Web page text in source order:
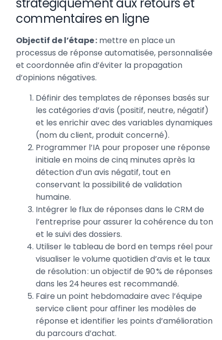
commentaires en ligne
Objectif de l’étape : mettre en place un
processus de réponse automatisée, personnalisée
et coordonnée afin d’éviter la propagation
d’opinions négatives.
Définir des templates de réponses basés sur
les catégories d’avis (positif, neutre, négatif)
et les enrichir avec des variables dynamiques
(nom du client, produit concerné).
Programmer l’IA pour proposer une réponse
initiale en moins de cinq minutes après la
détection d’un avis négatif, tout en
conservant la possibilité de validation
humaine.
Intégrer le flux de réponses dans le CRM de
l’entreprise pour assurer la cohérence du ton
et le suivi des dossiers.
Utiliser le tableau de bord en temps réel pour
visualiser le volume quotidien d’avis et le taux
de résolution : un objectif de 90 % de réponses
dans les 24 heures est recommandé.
Faire un point hebdomadaire avec l’équipe
service client pour affiner les modèles de
réponse et identifier les points d’amélioration
du parcours d’achat.